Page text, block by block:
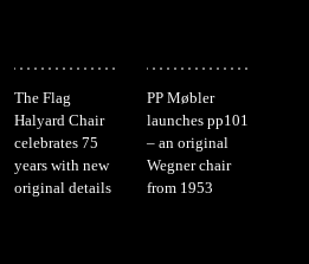
The Flag
Halyard Chair
celebrates 75
years with new
original details
PP Møbler
launches pp101
– an original
Wegner chair
from 1953